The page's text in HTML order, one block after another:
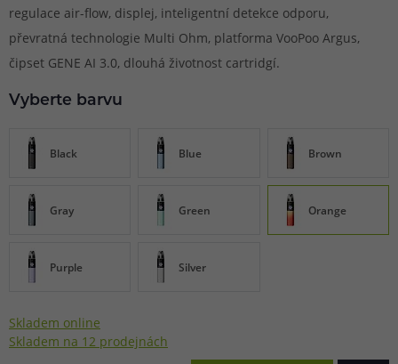
regulace air-flow, displej, inteligentní detekce odporu,
převratná technologie Multi Ohm, platforma VooPoo Argus,
čipset GENE AI 3.0, dlouhá životnost cartridgí.
Vyberte barvu
Black Blue Brown
Gray Green Orange
Purple Silver
Skladem online
Skladem na 12 prodejnách